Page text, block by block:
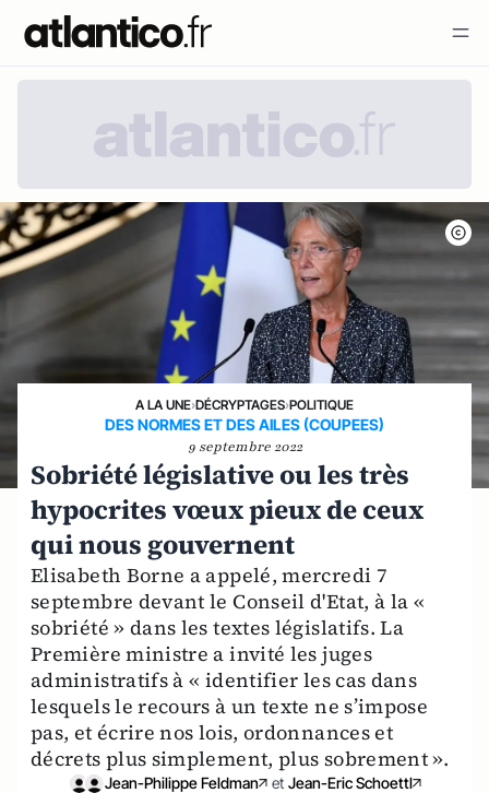
A LA UNE›DÉCRYPTAGES›POLITIQUE
DES NORMES ET DES AILES (COUPEES)
9 septembre 2022
Sobriété législative ou les très
hypocrites vœux pieux de ceux
qui nous gouvernent
Elisabeth Borne a appelé, mercredi 7
septembre devant le Conseil d'Etat, à la «
sobriété » dans les textes législatifs. La
Première ministre a invité les juges
administratifs à « identifier les cas dans
lesquels le recours à un texte ne s’impose
pas, et écrire nos lois, ordonnances et
décrets plus simplement, plus sobrement ».
Jean-Philippe Feldman et Jean-Eric Schoettl